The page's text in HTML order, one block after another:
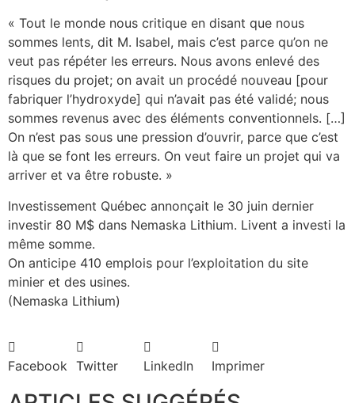
« Tout le monde nous critique en disant que nous
sommes lents, dit M. Isabel, mais c’est parce qu’on ne
veut pas répéter les erreurs. Nous avons enlevé des
risques du projet; on avait un procédé nouveau [pour
fabriquer l’hydroxyde] qui n’avait pas été validé; nous
sommes revenus avec des éléments conventionnels. […]
On n’est pas sous une pression d’ouvrir, parce que c’est
là que se font les erreurs. On veut faire un projet qui va
arriver et va être robuste. »
Investissement Québec annonçait le 30 juin dernier
investir 80 M$ dans Nemaska Lithium. Livent a investi la
même somme.
On anticipe 410 emplois pour l’exploitation du site
minier et des usines.
(Nemaska Lithium)
Facebook Twitter LinkedIn Imprimer